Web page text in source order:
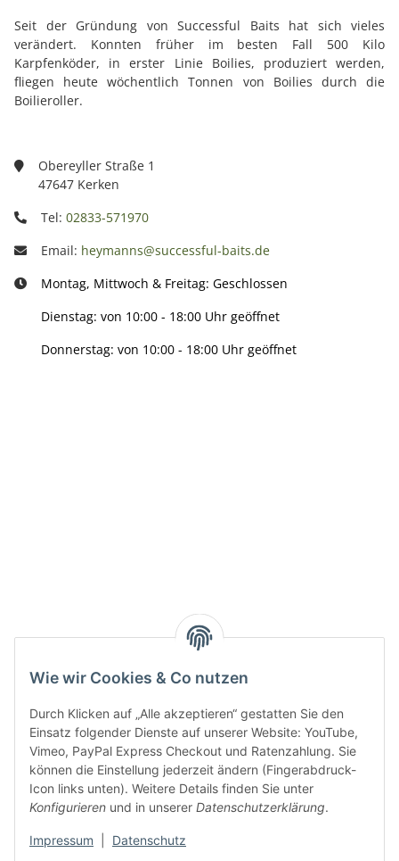
Wie wir Cookies & Co nutzen
Durch Klicken auf „Alle akzeptieren“ gestatten Sie den
Einsatz folgender Dienste auf unserer Website: YouTube,
Vimeo, PayPal Express Checkout und Ratenzahlung. Sie
können die Einstellung jederzeit ändern (Fingerabdruck-
Icon links unten). Weitere Details finden Sie unter
Konfigurieren und in unserer Datenschutzerklärung.
Impressum Datenschutz
Seit der Gründung von Successful Baits hat sich vieles
verändert. Konnten früher im besten Fall 500 Kilo
Karpfenköder, in erster Linie Boilies, produziert werden,
fliegen heute wöchentlich Tonnen von Boilies durch die
Boilieroller.
Obereyller Straße 1
47647 Kerken
Tel: 02833-571970
Email: heymanns@successful-baits.de
Montag, Mittwoch & Freitag: Geschlossen
Dienstag: von 10:00 - 18:00 Uhr geöffnet
Donnerstag: von 10:00 - 18:00 Uhr geöffnet
Gesetzliche Informationen